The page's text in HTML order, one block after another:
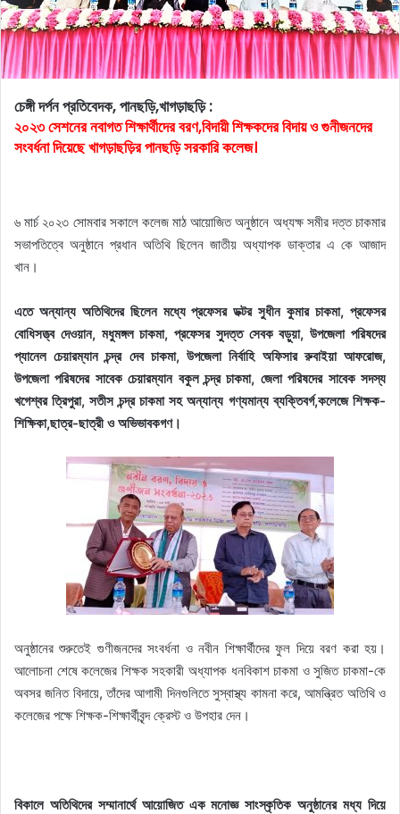
চেঙ্গী দর্পন প্রতিবেদক, পানছড়ি,খাগড়াছড়ি :
২০২৩ সেশনের নবাগত শিক্ষার্থীদের বরণ,বিদায়ী শিক্ষকদের বিদায় ও গুনীজনদের
সংবর্ধনা দিয়েছে খাগড়াছড়ির পানছড়ি সরকারি কলেজ।
৬ মার্চ ২০২৩ সোমবার সকালে কলেজ মাঠ আয়োজিত অনুষ্ঠানে অধ্যক্ষ সমীর দত্ত চাকমার
সভাপতিত্বে অনুষ্ঠানে প্রধান অতিথি ছিলেন জাতীয় অধ্যাপক ডাক্তার এ কে আজাদ
খান।
এতে অন্যান্য অতিথিদের ছিলেন মধ্যে প্রফেসর ডক্টর সুধীন কুমার চাকমা, প্রফেসর
বোধিসত্ত্ব দেওয়ান, মধুমঙ্গল চাকমা, প্রফেসর সুদত্ত সেবক বড়ুয়া, উপজেলা পরিষদের
প্যানেল চেয়ারম্যান চন্দ্র দেব চাকমা, উপজেলা নির্বাহি অফিসার রুবাইয়া আফরোজ,
উপজেলা পরিষদের সাবেক চেয়ারম্যান বকুল চন্দ্র চাকমা, জেলা পরিষদের সাবেক সদস্য
খগেশ্বর ত্রিপুরা, সতীস চন্দ্র চাকমা সহ অন্যান্য গণ্যমান্য ব্যক্তিবর্গ,কলেজে শিক্ষক-
শিক্ষিকা,ছাত্র-ছাত্রী ও অভিভাবকগণ।
অনুষ্ঠানের শুরুতেই গুণীজনদের সংবর্ধনা ও নবীন শিক্ষার্থীদের ফুল দিয়ে বরণ করা হয়।
আলোচনা শেষে কলেজের শিক্ষক সহকারী অধ্যাপক ধনবিকাশ চাকমা ও সুজিত চাকমা-কে
অবসর জনিত বিদায়ে, তাঁদের আগামী দিনগুলিতে সুস্বাস্থ্য কামনা করে, আমন্ত্রিত অতিথি ও
কলেজের পক্ষে শিক্ষক-শিক্ষার্থীবৃন্দ ক্রেস্ট ও উপহার দেন।
বিকালে অতিথিদের সম্মানার্থে আয়োজিত এক মনোজ্ঞ সাংস্কৃতিক অনুষ্ঠানের মধ্য দিয়ে